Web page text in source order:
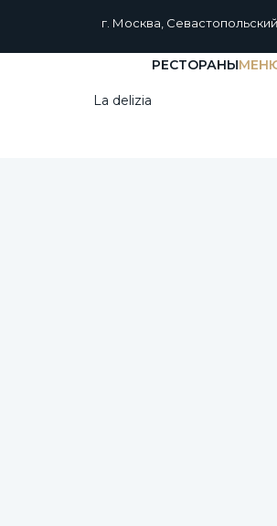
г. Москва,
La delizia
РЕСТОРАНЫ